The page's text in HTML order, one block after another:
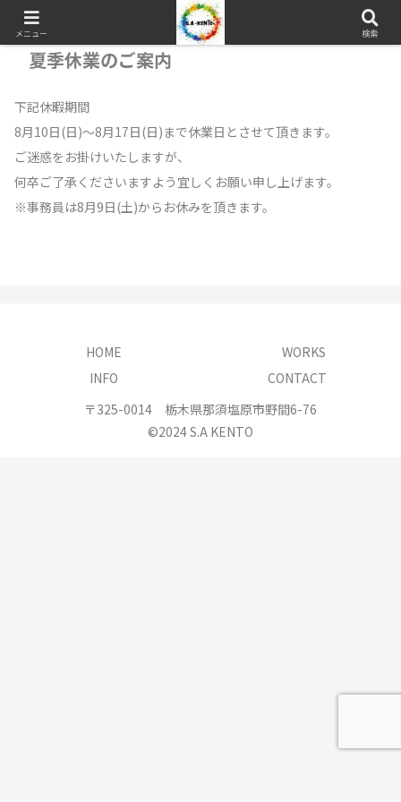
夏季休業のご案内
下記休暇期間
8月10日(日)～8月17日(日)まで休業日とさせて頂きます。
ご迷惑をお掛けいたしますが、
何卒ご了承くださいますよう宜しくお願い申し上げます。
※事務員は8月9日(土)からお休みを頂きます。
HOME
WORKS
INFO
CONTACT
〒325-0014 栃木県那須塩原市野間6-76
©2024 S.A KENTO
メニュー 検索